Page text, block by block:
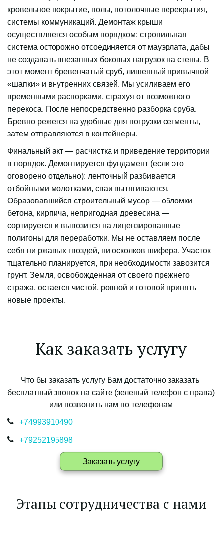
кровельное покрытие, полы, потолочные перекрытия,
системы коммуникаций. Демонтаж крыши
осуществляется особым порядком: стропильная
система осторожно отсоединяется от мауэрлата, дабы
не создавать внезапных боковых нагрузок на стены. В
этот момент бревенчатый сруб, лишенный привычной
«шапки» и внутренних связей. Мы усиливаем его
временными распорками, страхуя от возможного
перекоса. После непосредственно разборка сруба.
Бревно режется на удобные для погрузки сегменты,
затем отправляются в контейнеры.
Финальный акт — расчистка и приведение территории
в порядок. Демонтируется фундамент (если это
оговорено отдельно): ленточный разбивается
отбойными молотками, сваи вытягиваются.
Образовавшийся строительный мусор — обломки
бетона, кирпича, непригодная древесина —
сортируется и вывозится на лицензированные
полигоны для переработки. Мы не оставляем после
себя ни ржавых гвоздей, ни осколков шифера. Участок
тщательно планируется, при необходимости завозится
грунт. Земля, освобожденная от своего прежнего
стража, остается чистой, ровной и готовой принять
новые проекты.
Как заказать услугу
Что бы заказать услугу Вам достаточно заказать
бесплатный звонок на сайте (зеленый телефон с права)
или позвонить нам по телефонам
+74993910490
+79252195898
Заказать услугу
Этапы сотрудничества с нами